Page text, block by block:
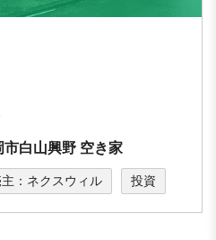
市白山興野 空き家
：ネクスウィル 投資